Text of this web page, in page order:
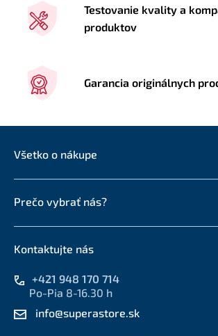
Testovanie kvality a
produktov
Garancia originálnych
Všetko o nákupe
Prečo vybrať nás?
Kontaktujte nás
+421 948 170 714
Po-Pia 8-16.30 h
info@superastore.sk